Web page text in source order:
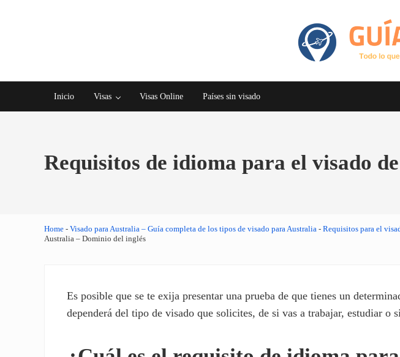
Inicio Visas Visas Online Países sin visado
Requisitos de idioma para el visado
Home - Visado para Australia – Guía completa de los tipos de visado para Australia - Requisitos para el
Australia – Dominio del inglés
Es posible que se te exija presentar una prueba de que tienes un
dependerá del tipo de visado que solicites, de si vas a trabajar, estudiar